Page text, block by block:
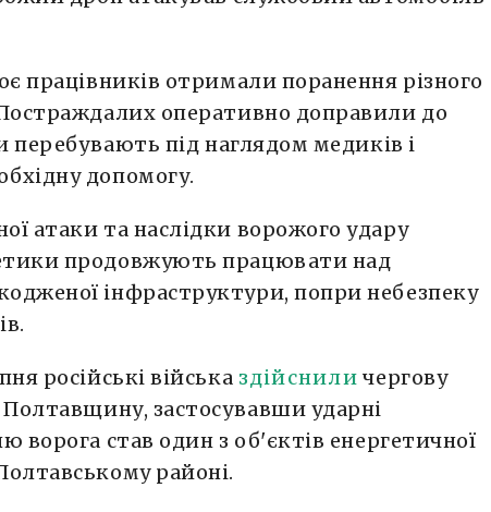
працівників отримали поранення різного
оперативно доправили до
перебувають під наглядом медиків і
допомогу.
атаки та наслідки ворожого удару
продовжують працювати над
інфраструктури, попри небезпеку
російські війська здійснили чергову
Полтавщину, застосувавши ударні
ворога став один з об'єктів енергетичної
районі.